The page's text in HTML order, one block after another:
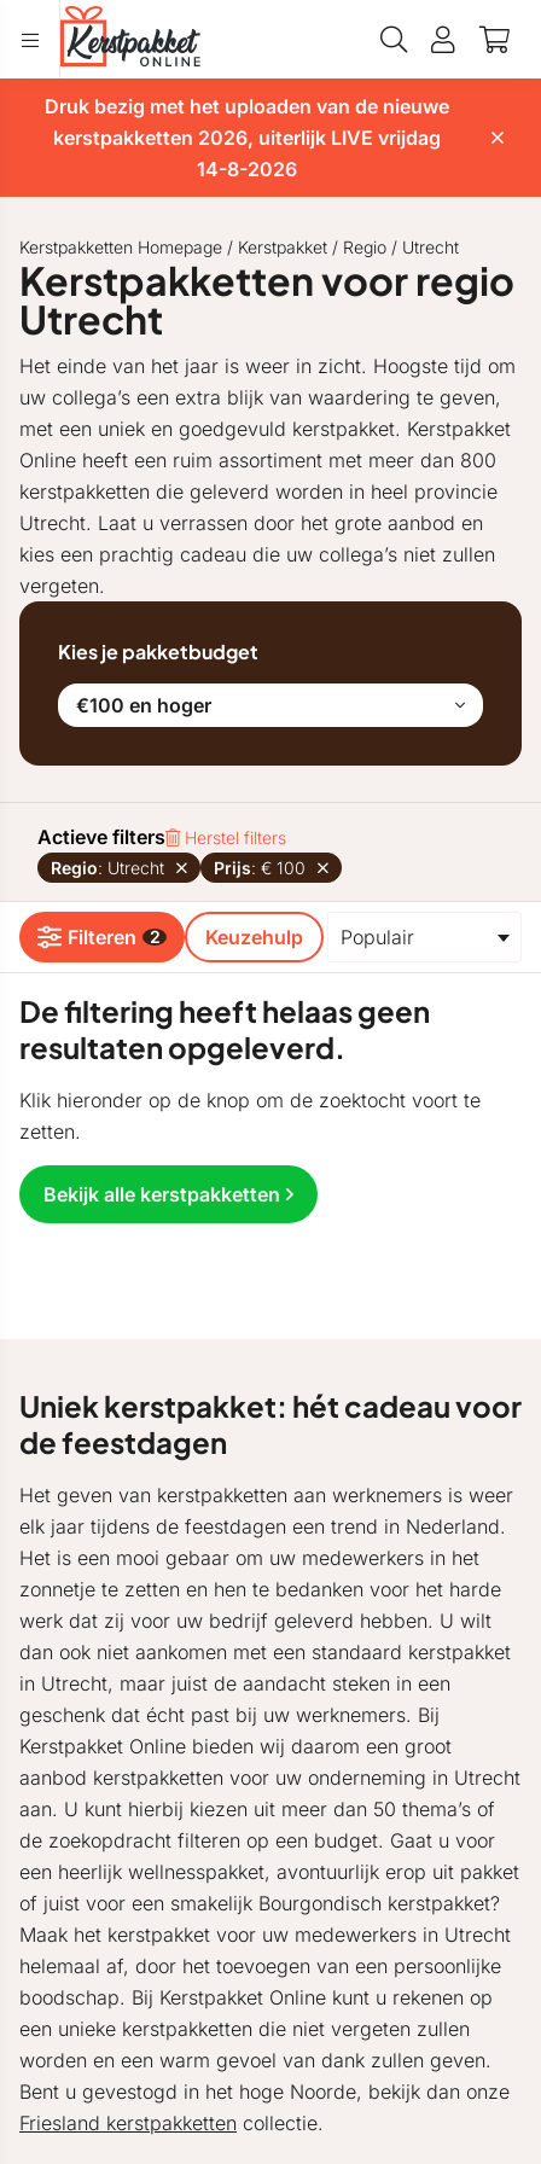
Druk bezig met het uploaden van de nieuwe
kerstpakketten 2026, uiterlijk LIVE vrijdag
14-8-2026
Kerstpakketten Homepage / Kerstpakket / Regio / Utrecht
Kerstpakketten voor regio
Utrecht
Het einde van het jaar is weer in zicht. Hoogste tijd om
uw collega’s een extra blijk van waardering te geven,
met een uniek en goedgevuld kerstpakket. Kerstpakket
Online heeft een ruim assortiment met meer dan 800
kerstpakketten die geleverd worden in heel provincie
Utrecht. Laat u verrassen door het grote aanbod en
kies een prachtig cadeau die uw collega’s niet zullen
vergeten.
Kies je pakketbudget
€100 en hoger
Actieve filters
Herstel filters
Regio: Utrecht Prijs: € 100
Filteren 2 Keuzehulp
De filtering heeft helaas geen
resultaten opgeleverd.
Klik hieronder op de knop om de zoektocht voort te
zetten.
Bekijk alle kerstpakketten
Uniek kerstpakket: hét cadeau voor
de feestdagen
Het geven van kerstpakketten aan werknemers is weer
elk jaar tijdens de feestdagen een trend in Nederland.
Het is een mooi gebaar om uw medewerkers in het
zonnetje te zetten en hen te bedanken voor het harde
werk dat zij voor uw bedrijf geleverd hebben. U wilt
dan ook niet aankomen met een standaard kerstpakket
in Utrecht, maar juist de aandacht steken in een
geschenk dat écht past bij uw werknemers. Bij
Kerstpakket Online bieden wij daarom een groot
aanbod kerstpakketten voor uw onderneming in Utrecht
aan. U kunt hierbij kiezen uit meer dan 50 thema’s of
de zoekopdracht filteren op een budget. Gaat u voor
een heerlijk wellnesspakket, avontuurlijk erop uit pakket
of juist voor een smakelijk Bourgondisch kerstpakket?
Maak het kerstpakket voor uw medewerkers in Utrecht
helemaal af, door het toevoegen van een persoonlijke
boodschap. Bij Kerstpakket Online kunt u rekenen op
een unieke kerstpakketten die niet vergeten zullen
worden en een warm gevoel van dank zullen geven.
Bent u gevestogd in het hoge Noorde, bekijk dan onze
Friesland kerstpakketten collectie.